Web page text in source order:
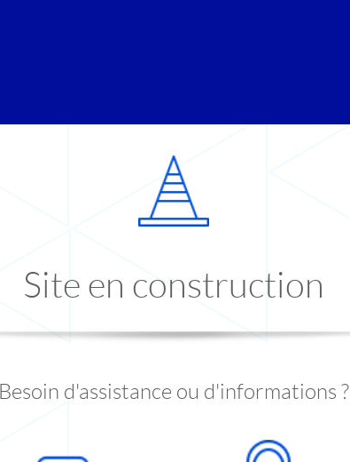
Site en construction
Besoin d'assistance ou d'informations ?